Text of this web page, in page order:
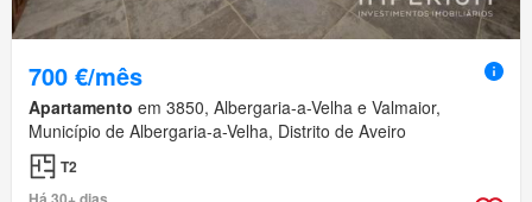
700 €/mês
Apartamento em 3850, Albergaria-a-Velha e Valmaior,
Município de Albergaria-a-Velha, Distrito de Aveiro
T2